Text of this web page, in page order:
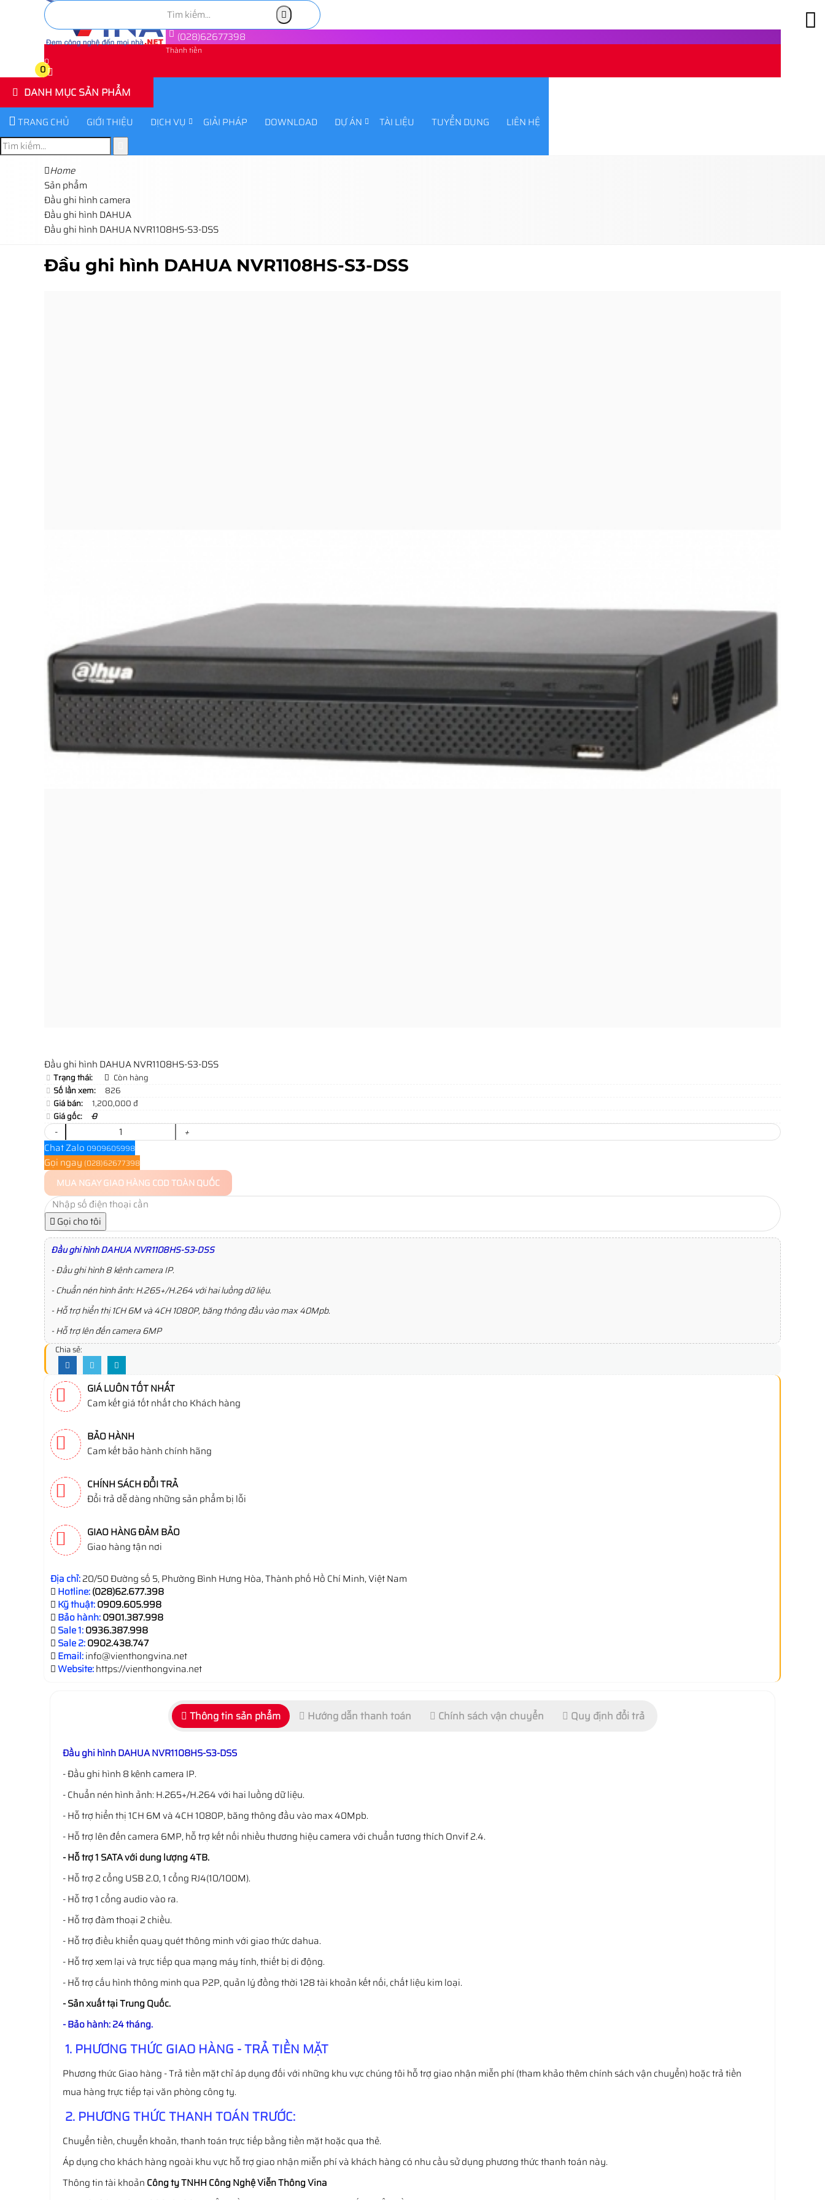
(028)62677398
Thành tiền
0
0
DANH MỤC SẢN PHẨM
TRANG CHỦ GIỚI THIỆU DỊCH VỤ GIẢI PHÁP DOWNLOAD DỰ ÁN TÀI LIỆU TUYỂN DỤNG LIÊN HỆ
Home
Sản phẩm
Đầu ghi hình camera
Đầu ghi hình DAHUA
Đầu ghi hình DAHUA NVR1108HS-S3-DSS
Đầu ghi hình DAHUA NVR1108HS-S3-DSS
Đầu ghi hình DAHUA NVR1108HS-S3-DSS
Trạng thái:
Còn hàng
Số lần xem:
826
Giá bán:
1,200,000 đ
Giá gốc:
0
-
+
Chat Zalo 0909605998
Gọi ngay (028)62677398
MUA NGAYGIAO HÀNG COD TOÀN QUỐC
Gọi cho tôi
Đầu ghi hình DAHUA NVR1108HS-S3-DSS
- Đầu ghi hình 8 kênh camera IP.
- Chuẩn nén hình ảnh: H.265+/H.264 với hai luồng dữ liệu.
- Hỗ trợ hiển thị 1CH 6M và 4CH 1080P, băng thông đầu vào max 40Mpb.
- Hỗ trợ lên đến camera 6MP
Chia sẻ:
GIÁ LUÔN TỐT NHẤT
Cam kết giá tốt nhất cho Khách hàng
BẢO HÀNH
Cam kết bảo hành chính hãng
CHÍNH SÁCH ĐỔI TRẢ
Đổi trả dễ dàng những sản phẩm bị lỗi
GIAO HÀNG ĐẢM BẢO
Giao hàng tận nơi
Địa chỉ:20/50 Đường số 5, Phường Bình Hưng Hòa, Thành phố Hồ Chí Minh, Việt Nam
Hotline:(028)62.677.398
Kỹ thuật:0909.605.998
Bảo hành:0901.387.998
Sale 1:0936.387.998
Sale 2:0902.438.747
Email:info@vienthongvina.net
Website:https://vienthongvina.net
Thông tin sản phẩm Hướng dẫn thanh toán Chính sách vận chuyển Quy định đổi trả
Đầu ghi hình DAHUA NVR1108HS-S3-DSS
- Đầu ghi hình 8 kênh camera IP.
- Chuẩn nén hình ảnh: H.265+/H.264 với hai luồng dữ liệu.
- Hỗ trợ hiển thị 1CH 6M và 4CH 1080P, băng thông đầu vào max 40Mpb.
- Hỗ trợ lên đến camera 6MP, hỗ trợ kết nối nhiều thương hiệu camera với chuẩn tương thích Onvif 2.4.
- Hỗ trợ 1 SATA với dung lượng 4TB.
- Hỗ trợ 2 cổng USB 2.0, 1 cổng RJ4(10/100M).
- Hỗ trợ 1 cổng audio vào ra.
- Hỗ trợ đàm thoại 2 chiều.
- Hỗ trợ điều khiển quay quét thông minh với giao thức dahua.
- Hỗ trợ xem lại và trực tiếp qua mạng máy tính, thiết bị di động.
- Hỗ trợ cấu hình thông minh qua P2P, quản lý đồng thời 128 tài khoản kết nối, chất liệu kim loại.
- Sản xuất tại Trung Quốc.
- Bảo hành: 24 tháng.
1. PHƯƠNG THỨC GIAO HÀNG - TRẢ TIỀN MẶT
Phương thức Giao hàng - Trả tiền mặt chỉ áp dụng đối với những khu vực chúng tôi hỗ trợ giao nhận miễn phí (tham khảo thêm chính sách vận chuyển) hoặc trả tiền
mua hàng trực tiếp tại văn phòng công ty.
2. PHƯƠNG THỨC THANH TOÁN TRƯỚC:
Chuyển tiền, chuyển khoản, thanh toán trực tiếp bằng tiền mặt hoặc qua thẻ.
Áp dụng cho khách hàng ngoài khu vực hỗ trợ giao nhận miễn phí và khách hàng có nhu cầu sử dụng phương thức thanh toán này.
Thông tin tài khoản Công ty TNHH Công Nghệ Viễn Thông Vina